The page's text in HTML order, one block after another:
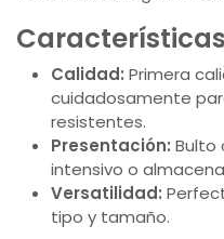
Calidad: Primera
cuidadosamente
resistentes.
Presentación: Bulto
intensivo o
Versatilidad:
tipo y tamaño.